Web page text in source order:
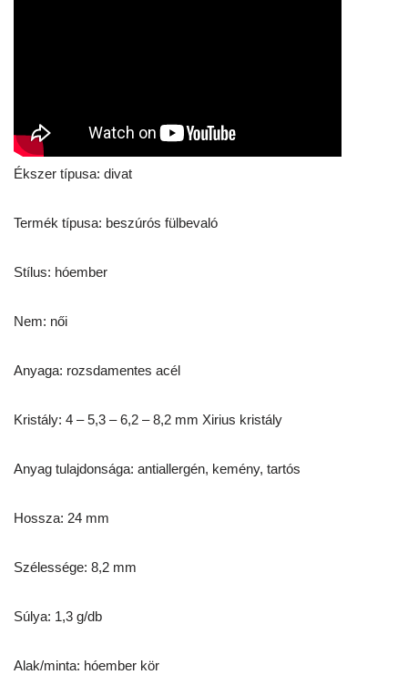
Ékszer típusa: divat
Termék típusa: beszúrós fülbevaló
Stílus: hóember
Nem: női
Anyaga: rozsdamentes acél
Kristály: 4 – 5,3 – 6,2 – 8,2 mm Xirius kristály
Anyag tulajdonsága: antiallergén, kemény, tartós
Hossza: 24 mm
Szélessége: 8,2 mm
Súlya: 1,3 g/db
Alak/minta: hóember kör